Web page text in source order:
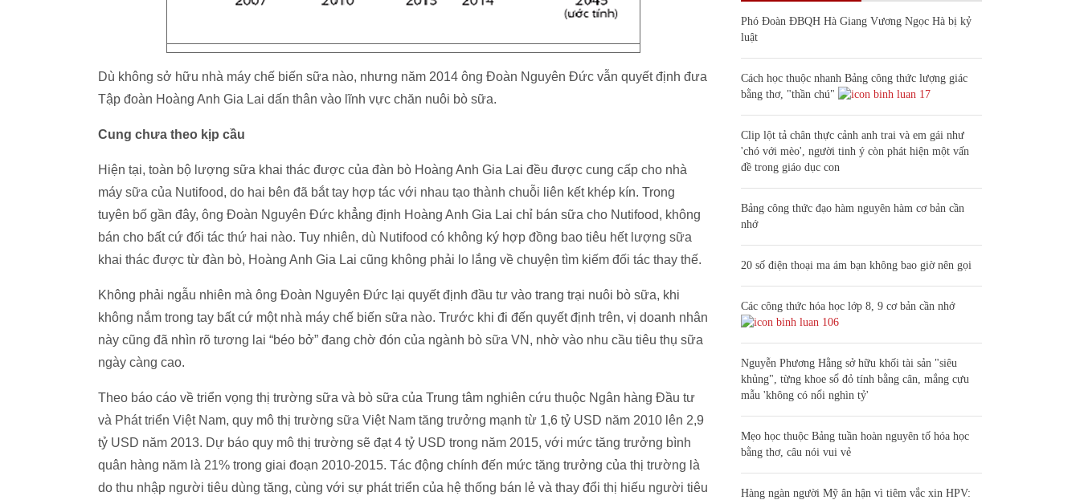
Dù không sở hữu nhà máy chế biến sữa nào, nhưng năm 2014 ông Đoàn Nguyên Đức vẫn quyết định đưa
Tập đoàn Hoàng Anh Gia Lai dấn thân vào lĩnh vực chăn nuôi bò sữa.
Cung chưa theo kịp cầu
Hiện tại, toàn bộ lượng sữa khai thác được của đàn bò Hoàng Anh Gia Lai đều được cung cấp cho nhà
máy sữa của Nutifood, do hai bên đã bắt tay hợp tác với nhau tạo thành chuỗi liên kết khép kín. Trong
tuyên bố gần đây, ông Đoàn Nguyên Đức khẳng định Hoàng Anh Gia Lai chỉ bán sữa cho Nutifood, không
bán cho bất cứ đối tác thứ hai nào. Tuy nhiên, dù Nutifood có không ký hợp đồng bao tiêu hết lượng sữa
khai thác được từ đàn bò, Hoàng Anh Gia Lai cũng không phải lo lắng về chuyện tìm kiếm đối tác thay thế.
Không phải ngẫu nhiên mà ông Đoàn Nguyên Đức lại quyết định đầu tư vào trang trại nuôi bò sữa, khi
không nắm trong tay bất cứ một nhà máy chế biến sữa nào. Trước khi đi đến quyết định trên, vị doanh nhân
này cũng đã nhìn rõ tương lai “béo bở” đang chờ đón của ngành bò sữa VN, nhờ vào nhu cầu tiêu thụ sữa
ngày càng cao.
Theo báo cáo về triển vọng thị trường sữa và bò sữa của Trung tâm nghiên cứu thuộc Ngân hàng Đầu tư
và Phát triển Việt Nam, quy mô thị trường sữa Việt Nam tăng trưởng mạnh từ 1,6 tỷ USD năm 2010 lên 2,9
tỷ USD năm 2013. Dự báo quy mô thị trường sẽ đạt 4 tỷ USD trong năm 2015, với mức tăng trưởng bình
quân hàng năm là 21% trong giai đoạn 2010-2015. Tác động chính đến mức tăng trưởng của thị trường là
do thu nhập người tiêu dùng tăng, cùng với sự phát triển của hệ thống bán lẻ và thay đổi thị hiếu người tiêu
Phó Đoàn ĐBQH Hà Giang Vương Ngọc Hà bị kỷ
luật
Cách học thuộc nhanh Bảng công thức lượng giác
bằng thơ, "thần chú"
17
Clip lột tả chân thực cảnh anh trai và em gái như
'chó với mèo', người tinh ý còn phát hiện một vấn
đề trong giáo dục con
Bảng công thức đạo hàm nguyên hàm cơ bản cần
nhớ
20 số điện thoại ma ám bạn không bao giờ nên gọi
Các công thức hóa học lớp 8, 9 cơ bản cần nhớ
106
Nguyễn Phương Hằng sở hữu khối tài sản "siêu
khủng", từng khoe sổ đỏ tính bằng cân, mắng cựu
mẫu 'không có nổi nghìn tỷ'
Mẹo học thuộc Bảng tuần hoàn nguyên tố hóa học
bằng thơ, câu nói vui vẻ
Hàng ngàn người Mỹ ân hận vì tiêm vắc xin HPV: